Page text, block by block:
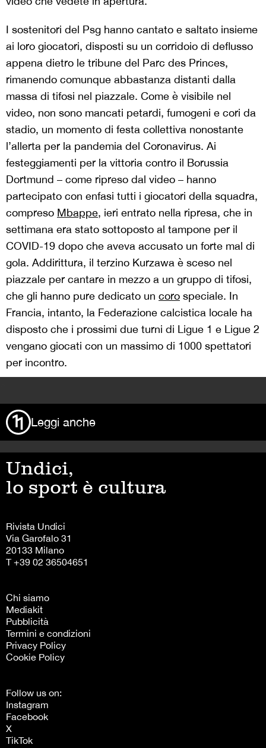
I sostenitori del Psg hanno cantato e saltato insieme
ai loro giocatori, disposti su un corridoio di deflusso
appena dietro le tribune del Parc des Princes,
rimanendo comunque abbastanza distanti dalla
massa di tifosi nel piazzale. Come è visibile nel
video, non sono mancati petardi, fumogeni e cori da
stadio, un momento di festa collettiva nonostante
l’allerta per la pandemia del Coronavirus. Ai
festeggiamenti per la vittoria contro il Borussia
Dortmund – come ripreso dal video – hanno
partecipato con enfasi tutti i giocatori della squadra,
compreso Mbappe, ieri entrato nella ripresa, che in
settimana era stato sottoposto al tampone per il
COVID-19 dopo che aveva accusato un forte mal di
gola. Addirittura, il terzino Kurzawa è sceso nel
piazzale per cantare in mezzo a un gruppo di tifosi,
che gli hanno pure dedicato un coro speciale. In
Francia, intanto, la Federazione calcistica locale ha
disposto che i prossimi due turni di Ligue 1 e Ligue 2
vengano giocati con un massimo di 1000 spettatori
per incontro.
Leggi anche
Undici,
lo sport è cultura
Rivista Undici
Via Garofalo 31
20133 Milano
T +39 02 36504651
Chi siamo
Mediakit
Pubblicità
Termini e condizioni
Privacy Policy
Cookie Policy
Follow us on:
Instagram
Facebook
X
TikTok